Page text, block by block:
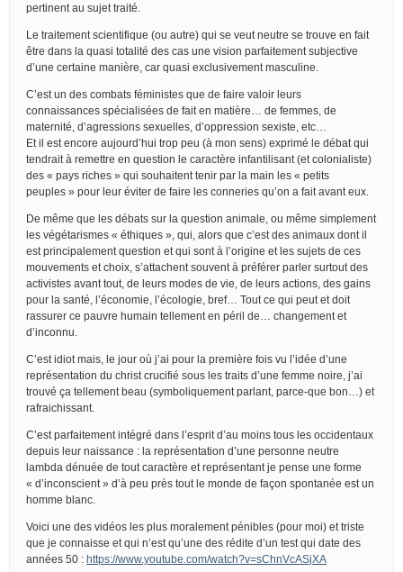
pertinent au sujet traité.
Le traitement scientifique (ou autre) qui se veut neutre se trouve en fait
être dans la quasi totalité des cas une vision parfaitement subjective
d’une certaine manière, car quasi exclusivement masculine.
C’est un des combats féministes que de faire valoir leurs
connaissances spécialisées de fait en matière… de femmes, de
maternité, d’agressions sexuelles, d’oppression sexiste, etc…
Et il est encore aujourd’hui trop peu (à mon sens) exprimé le débat qui
tendrait à remettre en question le caractère infantilisant (et colonialiste)
des « pays riches » qui souhaitent tenir par la main les « petits
peuples » pour leur éviter de faire les conneries qu’on a fait avant eux.
De même que les débats sur la question animale, ou même simplement
les végétarismes « éthiques », qui, alors que c’est des animaux dont il
est principalement question et qui sont à l’origine et les sujets de ces
mouvements et choix, s’attachent souvent à préférer parler surtout des
activistes avant tout, de leurs modes de vie, de leurs actions, des gains
pour la santé, l’économie, l’écologie, bref… Tout ce qui peut et doit
rassurer ce pauvre humain tellement en péril de… changement et
d’inconnu.
C’est idiot mais, le jour où j’ai pour la première fois vu l’idée d’une
représentation du christ crucifié sous les traits d’une femme noire, j’ai
trouvé ça tellement beau (symboliquement parlant, parce-que bon…) et
rafraichissant.
C’est parfaitement intégré dans l’esprit d’au moins tous les occidentaux
depuis leur naissance : la représentation d’une personne neutre
lambda dénuée de tout caractère et représentant je pense une forme
« d’inconscient » d’à peu près tout le monde de façon spontanée est un
homme blanc.
Voici une des vidéos les plus moralement pénibles (pour moi) et triste
que je connaisse et qui n’est qu’une des rédite d’un test qui date des
années 50 : https://www.youtube.com/watch?v=sChnVcASjXA